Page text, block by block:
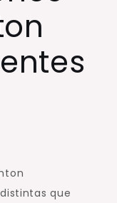
que